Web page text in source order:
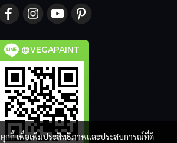
@VEGAPAINT
คุกกี้ เพื่อเพิ่มประสิทธิภาพและประสบการณ์ที่ดี